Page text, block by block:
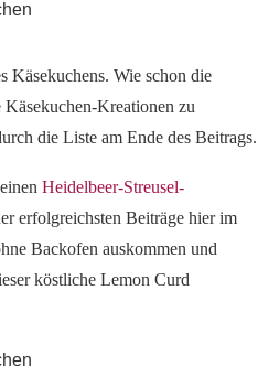
Käsekuchens. Wie schon die
Kreationen zu
die Liste am Ende des Beitrags.
Heidelbeer-Streusel-
erfolgreichsten Beiträge hier im
Backofen auskommen und
köstliche Lemon Curd